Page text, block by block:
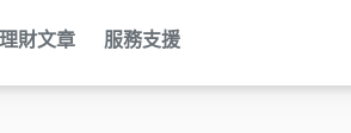
理財文章 服務支援